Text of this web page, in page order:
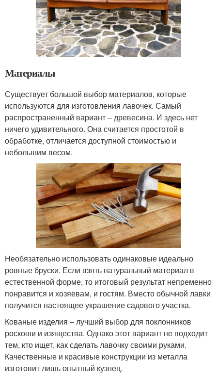
Материалы
Существует большой выбор материалов, которые
используются для изготовления лавочек. Самый
распространенный вариант – древесина. И здесь нет
ничего удивительного. Она считается простотой в
обработке, отличается доступной стоимостью и
небольшим весом.
Необязательно использовать одинаковые идеально
ровные бруски. Если взять натуральный материал в
естественной форме, то итоговый результат непременно
понравится и хозяевам, и гостям. Вместо обычной лавки
получится настоящее украшение садового участка.
Кованые изделия – лучший выбор для поклонников
роскоши и изящества. Однако этот вариант не подходит
тем, кто ищет, как сделать лавочку своими руками.
Качественные и красивые конструкции из металла
изготовит лишь опытный кузнец.